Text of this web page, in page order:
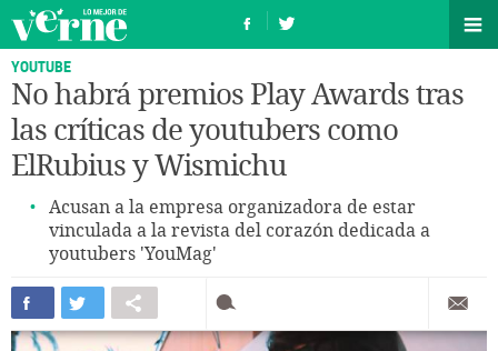
YOUTUBE
No habrá premios Play Awards tras
las críticas de youtubers como
ElRubius y Wismichu
Acusan a la empresa organizadora de estar
vinculada a la revista del corazón dedicada a
youtubers 'YouMag'